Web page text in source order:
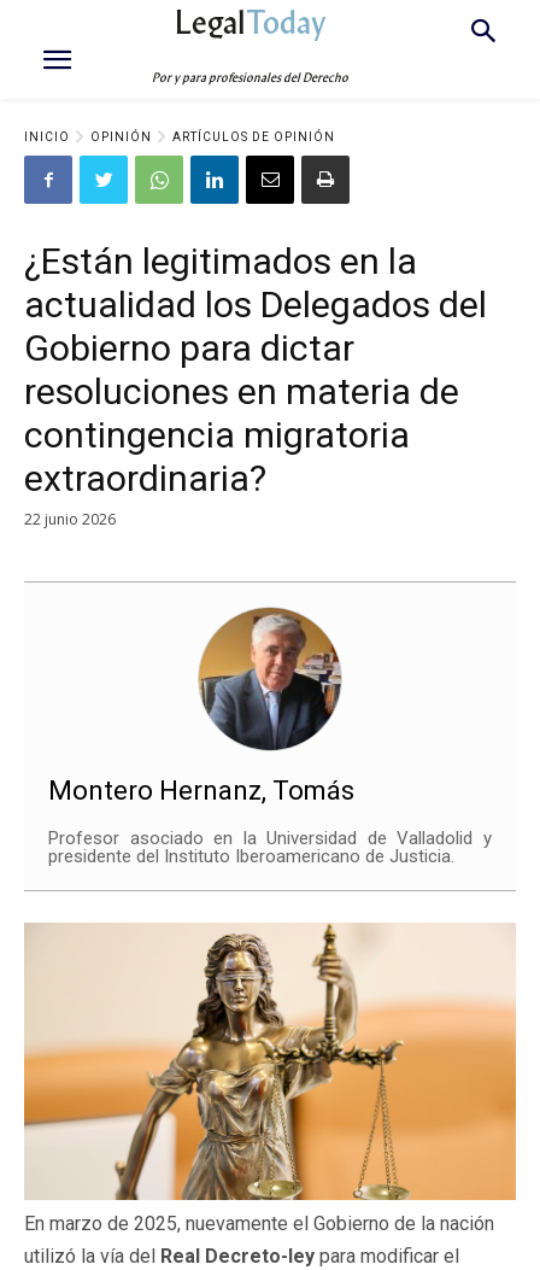
LegalToday
Por y para profesionales del Derecho
INICIO OPINIÓN ARTÍCULOS DE OPINIÓN
¿Están legitimados en la
actualidad los Delegados del
Gobierno para dictar
resoluciones en materia de
contingencia migratoria
extraordinaria?
22 junio 2026
Montero Hernanz, Tomás
Profesor asociado en la Universidad de Valladolid y
presidente del Instituto Iberoamericano de Justicia.
En marzo de 2025, nuevamente el Gobierno de la nación
utilizó la vía del Real Decreto-ley para modificar el